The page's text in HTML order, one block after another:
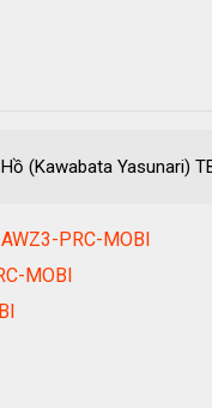
Yasunari)
PRC-MOBI
MOBI